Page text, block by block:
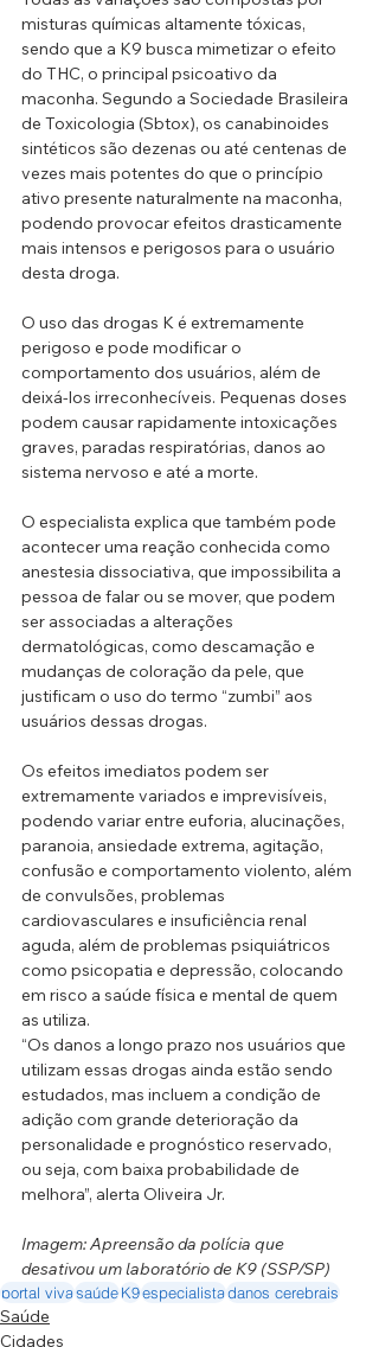
misturas químicas altamente tóxicas,
sendo que a K9 busca mimetizar o efeito
do THC, o principal psicoativo da
maconha. Segundo a Sociedade Brasileira
de Toxicologia (Sbtox), os canabinoides
sintéticos são dezenas ou até centenas de
vezes mais potentes do que o princípio
ativo presente naturalmente na maconha,
podendo provocar efeitos drasticamente
mais intensos e perigosos para o usuário
desta droga.
O uso das drogas K é extremamente
perigoso e pode modificar o
comportamento dos usuários, além de
deixá-los irreconhecíveis. Pequenas doses
podem causar rapidamente intoxicações
graves, paradas respiratórias, danos ao
sistema nervoso e até a morte.
O especialista explica que também pode
acontecer uma reação conhecida como
anestesia dissociativa, que impossibilita a
pessoa de falar ou se mover, que podem
ser associadas a alterações
dermatológicas, como descamação e
mudanças de coloração da pele, que
justificam o uso do termo “zumbi” aos
usuários dessas drogas.
Os efeitos imediatos podem ser
extremamente variados e imprevisíveis,
podendo variar entre euforia, alucinações,
paranoia, ansiedade extrema, agitação,
confusão e comportamento violento, além
de convulsões, problemas
cardiovasculares e insuficiência renal
aguda, além de problemas psiquiátricos
como psicopatia e depressão, colocando
em risco a saúde física e mental de quem
as utiliza.
“Os danos a longo prazo nos usuários que
utilizam essas drogas ainda estão sendo
estudados, mas incluem a condição de
adição com grande deterioração da
personalidade e prognóstico reservado,
ou seja, com baixa probabilidade de
melhora”, alerta Oliveira Jr.
Imagem: Apreensão da polícia que
desativou um laboratório de K9 (SSP/SP)
portal vivasaúdeK9especialistadanos cerebrais
Saúde
Cidades